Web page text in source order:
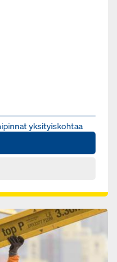
yk­si­tyis­koh­taa